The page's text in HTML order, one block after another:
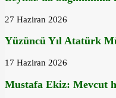
27 Haziran 2026
Yüzüncü Yıl Atatürk
17 Haziran 2026
Mustafa Ekiz: Mevcut